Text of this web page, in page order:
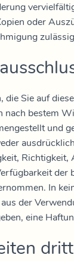
oder
die Sie auf
nach bestem
und
Richtigkeit,
der
In
der
eine